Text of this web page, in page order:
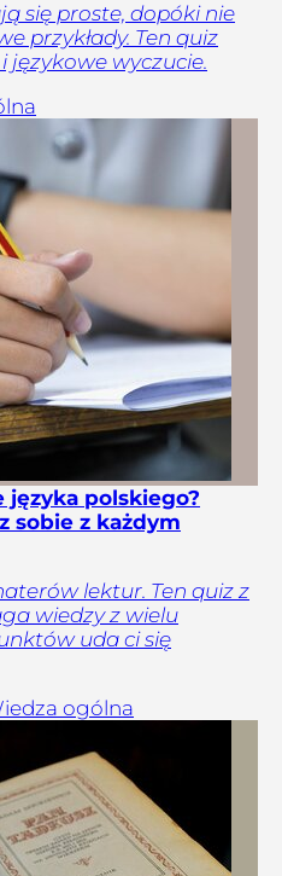
się proste, dopóki nie
przykłady. Ten quiz
językowe wyczucie.
języka polskiego?
sobie z każdym
lektur. Ten quiz z
wiedzy z wielu
uda ci się
ogólna